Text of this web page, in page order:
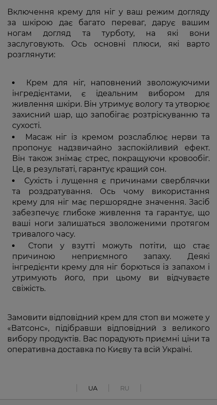
Включення крему для ніг у ваш режим догляду
за шкірою дає багато переваг, дарує вашим
ногам догляд та турботу, на які вони
заслуговують. Ось основні плюси, які варто
розглянути:
Крем для ніг, наповнений зволожуючими
інгредієнтами, є ідеальним вибором для
живлення шкіри. Він утримує вологу та утворює
захисний шар, що запобігає розтріскуванню та
сухості.
Масаж ніг із кремом розслаблює нерви та
пропонує надзвичайно заспокійливий ефект.
Він також знімає стрес, покращуючи кровообіг.
Це, в результаті, гарантує кращий сон.
Сухість і лущення є причинами сверблячки
та роздратування. Ось чому використання
крему для ніг має першорядне значення. Засіб
забезпечує глибоке живлення та гарантує, що
ваші ноги залишаться зволоженими протягом
тривалого часу.
Стопи у взутті можуть потіти, що стає
причиною неприємного запаху. Деякі
інгредієнти крему для ніг борються із запахом і
утримують його, при цьому ви відчуваєте
свіжість.
Замовити відповідний крем для стоп ви можете у
«Ватсонс», підібравши відповідний з великого
вибору продуктів. Вас порадують приємні ціни та
оперативна доставка по Києву та всій Україні.
UA RU